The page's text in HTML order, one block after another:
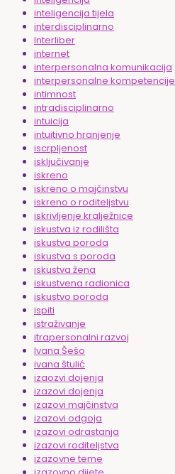
inteligencija tijela
interdisciplinarno
Interliber
internet
interpersonalna komunikacija
interpersonalne kompetencije
intimnost
intradisciplinarno
intuicija
intuitivno hranjenje
iscrpljenost
isključivanje
iskreno
iskreno o majčinstvu
iskreno o roditeljstvu
iskrivljenje kralježnice
iskustva iz rodilišta
iskustva poroda
iskustva s poroda
iskustva žena
iskustvena radionica
iskustvo poroda
ispiti
istraživanje
itrapersonalni razvoj
Ivana Šešo
ivana štulić
izaozvi dojenja
izazovi dojenja
izazovi majčinstva
izazovi odgoja
izazovi odrastanja
izazovi roditeljstva
izazovne teme